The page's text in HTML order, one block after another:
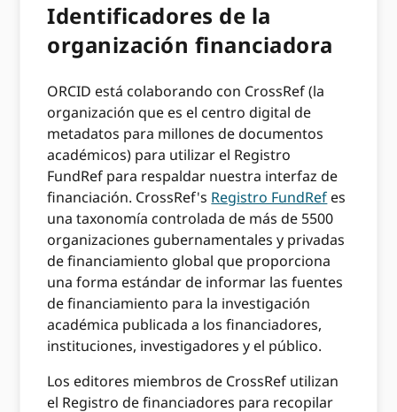
Identificadores de la
organización financiadora
ORCID está colaborando con CrossRef (la
organización que es el centro digital de
metadatos para millones de documentos
académicos) para utilizar el Registro
FundRef para respaldar nuestra interfaz de
financiación. CrossRef's Registro FundRef es
una taxonomía controlada de más de 5500
organizaciones gubernamentales y privadas
de financiamiento global que proporciona
una forma estándar de informar las fuentes
de financiamiento para la investigación
académica publicada a los financiadores,
instituciones, investigadores y el público.
Los editores miembros de CrossRef utilizan
el Registro de financiadores para recopilar